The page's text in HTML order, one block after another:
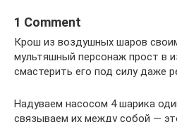
1 Comment
Крош из воздушных шаров
мультяшный персонаж прост в
смастерить его под силу даже
Надуваем насосом 4 шарика
связываем их между собой —